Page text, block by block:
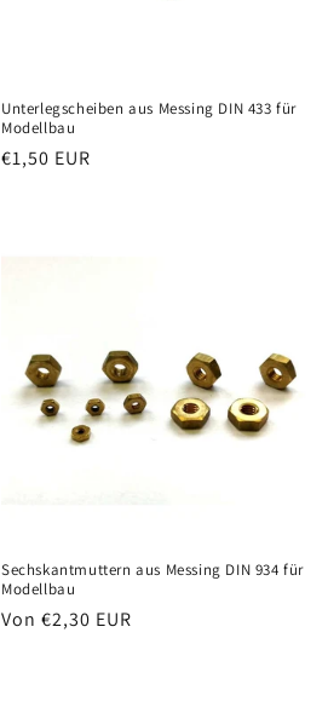
Unterlegscheiben aus Messing DIN 433 für
Modellbau
Normaler
€1,50 EUR
Sechskantmuttern aus Messing DIN 934 für
Modellbau
Normaler
Von €2,30 EUR